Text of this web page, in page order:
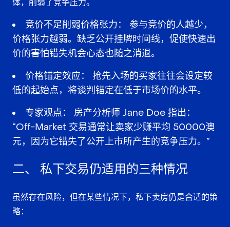
体，削弱了竞争压力。
竞价不足削弱价格张力：
参与竞价的人越少，
价格张力越弱。缺乏公开挂牌时间线，促使快速出
价的害怕错失机会心态也随之消退。
价格锚定效应：
抢先入场的买家往往会设定较
低的起始点，将谈判锚定在低于市场价的水平。
专家观点：
房产分析师 Jane Doe 指出：
“Off-Market 交易通常让卖家少赚平均 50000澳
元，因为它错失了公开上市所产生的竞争压力。”
二、 私下交易仍适用的三种情况
虽然存在风险，但在某些情况下， 私下卖房仍是合适的策
略：